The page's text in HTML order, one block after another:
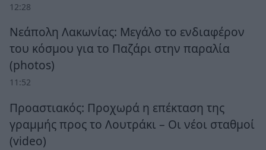
12:28
Νεάπολη Λακωνίας: Μεγάλο το ενδιαφέρον
του κόσμου για το Παζάρι στην παραλία
(photos)
11:52
Προαστιακός: Προχωρά η επέκταση της
γραμμής προς το Λουτράκι – Οι νέοι σταθμοί
(video)